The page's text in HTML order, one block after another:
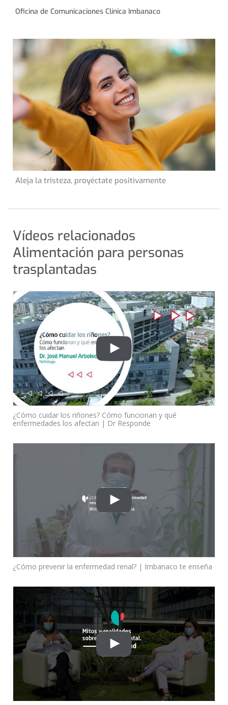
Oficina de Comunicaciones Clínica Imbanaco
24 de enero de 2023
CONSEJOS DE SALUD
Aleja la tristeza, proyéctate positivamente
Vídeos relacionados
Alimentación para personas
trasplantadas
¿Cómo cuidar los riñones? Cómo funcionan y qué
enfermedades los afectan | Dr Responde
¿Cómo prevenir la enfermedad renal? | Imbanaco te enseña